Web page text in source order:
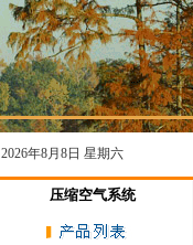
2026年8月8日 星期六
压缩空气系统